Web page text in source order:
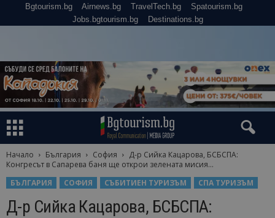
Bgtourism.bg Airnews.bg TravelTech.bg
Spatourism.bg
Jobs.bgtourism.bg
Destinations.bg
Начало България София
Д-р Сийка Кацарова, БСБСПА:
Конгресът в Сапарева баня ще открои зелената мисия...
БЪЛГАРИЯ
СОФИЯ СЪБИТИЕН ТУРИЗЪМ СПА ТУРИЗЪМ
Д-р Сийка Кацарова, БСБСПА: